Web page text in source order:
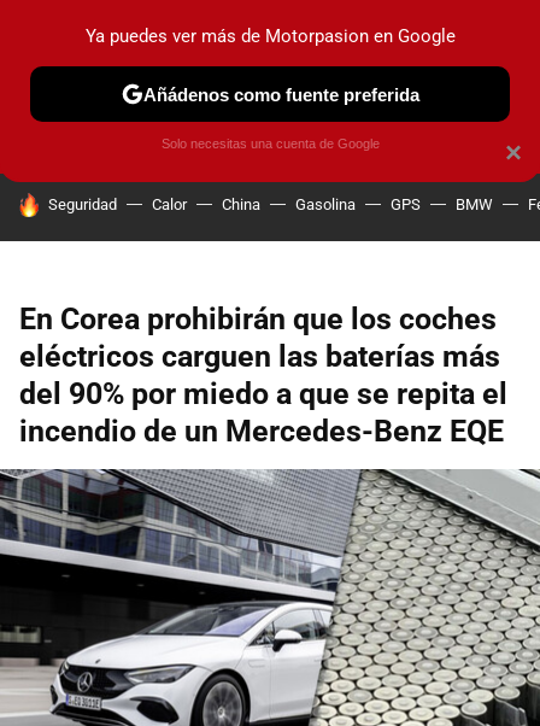
PRUEBAS COCHES ELÉCTRICOS OBSERVATORIO
HOY SE HABLA DE
Seguridad Calor China Gasolina GPS BMW
En Corea prohibirán que los coches
eléctricos carguen las baterías más
del 90% por miedo a que se repita el
incendio de un Mercedes-Benz EQE
×
Ya puedes ver más de Motorpasion en Google
Añádenos como fuente preferida
Solo necesitas una cuenta de Google